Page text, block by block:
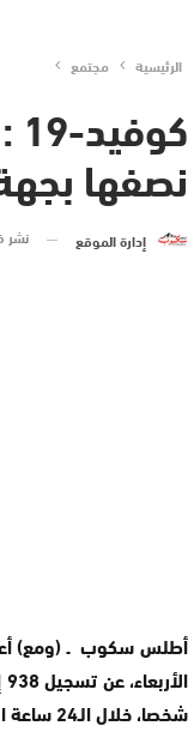
الرئيسية مجتمع
نصفها
إدارة الموقع نشر
أطلس سكوب ـ (ومع)
شخصا، خلال الـ24 ساعة الماضية.